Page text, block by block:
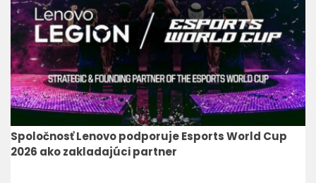
Spoločnosť Lenovo podporuje Esports World Cup
2026 ako zakladajúci partner